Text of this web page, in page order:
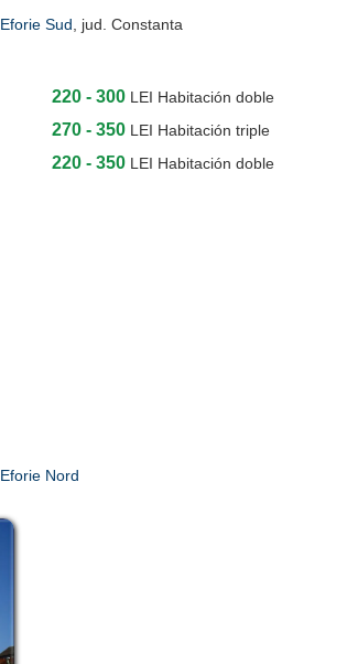
Eforie Sud , jud. Constanta
220 - 300 LEI Habitación doble
270 - 350 LEI Habitación triple
220 - 350 LEI Habitación doble
Eforie Nord